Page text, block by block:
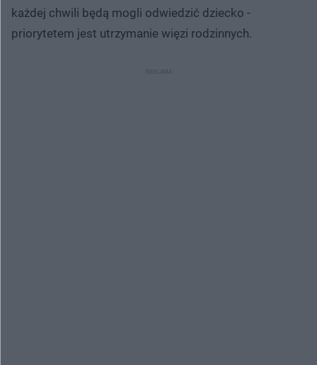
każdej chwili będą mogli odwiedzić dziecko -
priorytetem jest utrzymanie więzi rodzinnych.